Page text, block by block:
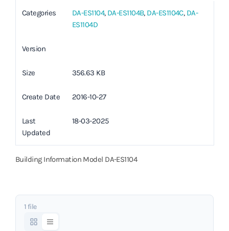
Categories DA-ES1104, DA-ES1104B, DA-ES1104C, DA-
ES1104D
Version
Size 356.63 KB
Create Date 2016-10-27
Last
Updated
18-03-2025
Building Information Model DA-ES1104
1 file